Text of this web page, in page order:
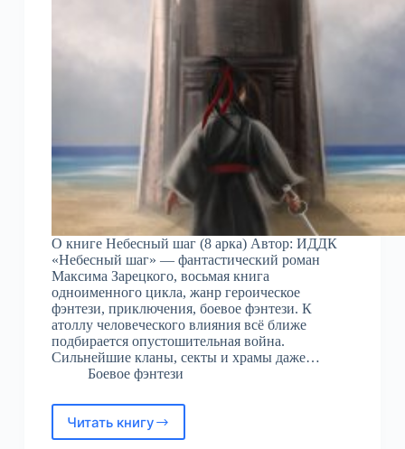
О книге Небесный шаг (8 арка) Автор: ИДДК
«Небесный шаг» — фантастический роман
Максима Зарецкого, восьмая книга
одноименного цикла, жанр героическое
фэнтези, приключения, боевое фэнтези. К
атоллу человеческого влияния всё ближе
подбирается опустошительная война.
Сильнейшие кланы, секты и храмы даже…
Боевое фэнтези
Читать книгу
Небесный